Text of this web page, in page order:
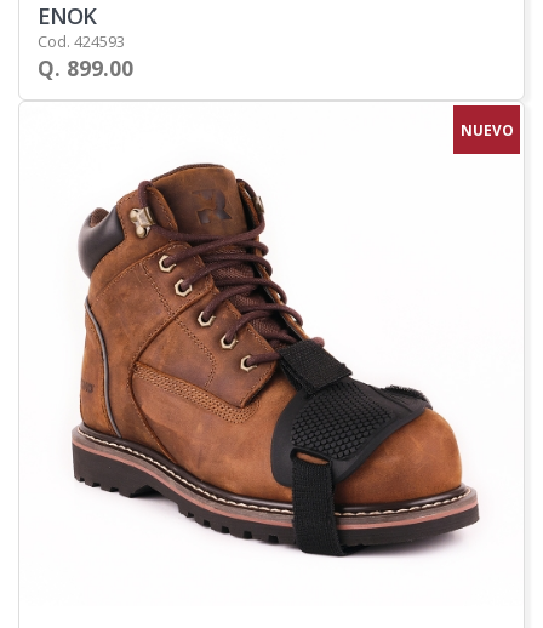
ENOK
Cod. 424593
Q. 899.00
NUEVO